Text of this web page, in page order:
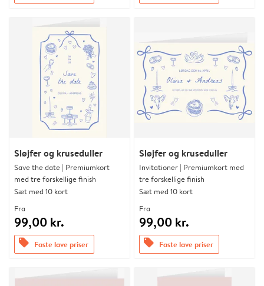
Sløjfer og kruseduller
Save the date | Premiumkort
med tre forskellige finish
Sæt med 10 kort
Fra
99,00 kr.
offers Faste lave priser
Sløjfer og kruseduller
Invitationer | Premiumkort med
tre forskellige finish
Sæt med 10 kort
Fra
99,00 kr.
offers Faste lave priser